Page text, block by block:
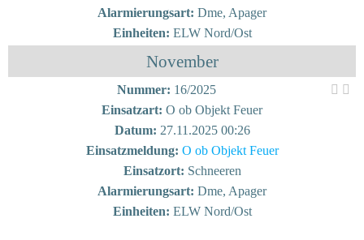
Alarmierungsart: Dme, Apager
Einheiten: ELW Nord/Ost
November
Nummer: 16/2025
Einsatzart: O ob Objekt Feuer
Datum: 27.11.2025 00:26
Einsatzmeldung: O ob Objekt Feuer
Einsatzort: Schneeren
Alarmierungsart: Dme, Apager
Einheiten: ELW Nord/Ost